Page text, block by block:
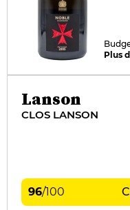
Plus
Lanson
CLOS LANSON
96/100